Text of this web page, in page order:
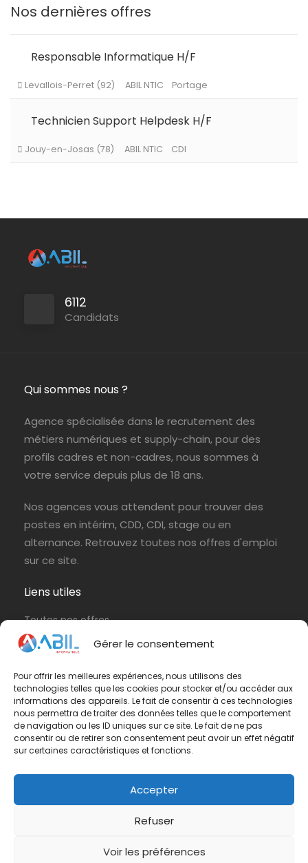
Gérer le consentement
Pour offrir les meilleures expériences, nous utilisons des
technologies telles que les cookies pour stocker et/ou accéder aux
informations des appareils. Le fait de consentir à ces technologies
nous permettra de traiter des données telles que le comportement
de navigation ou les ID uniques sur ce site. Le fait de ne pas
consentir ou de retirer son consentement peut avoir un effet négatif
sur certaines caractéristiques et fonctions.
Accepter
Refuser
Voir les préférences
Nos dernières offres
Responsable Informatique H/F
Technicien Support Helpdesk H/F
6112
Candidats
Qui sommes nous ?
Agence spécialisée dans le recrutement des
métiers numériques et supply-chain, pour des
profils cadres et non-cadres, nous sommes à
votre service depuis plus de 18 ans.
Nos agences vous attendent pour trouver des
postes en intérim, CDD, CDI, stage ou en
alternance. Retrouvez toutes nos offres d'emploi
sur ce site.
Liens utiles
Toutes nos offres
Protection de vos données personnelles
Contactez-nous
Vous avez une question ? N'hésitez pas à nous
contacterpar e-mailou par téléphone.
Téléphone :01 42 65 79 75
© Groupe ABIL. Tous droits réservés